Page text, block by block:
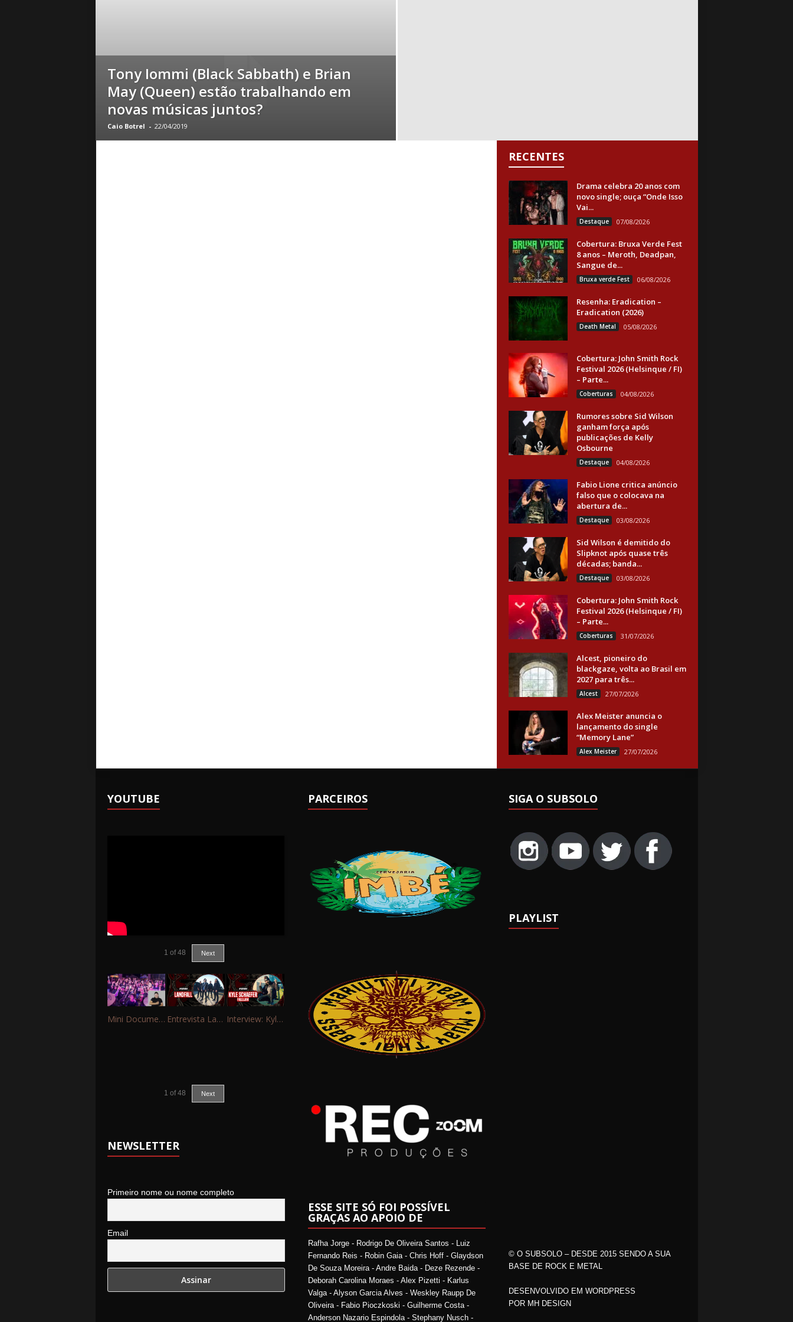
Tony Iommi (Black Sabbath) e Brian
May (Queen) estão trabalhando em
novas músicas juntos?
Caio Botrel - 22/04/2019
RECENTES
Drama celebra 20 anos com
novo single; ouça “Onde Isso
Vai...
Destaque 07/08/2026
Cobertura: Bruxa Verde Fest
8 anos – Meroth, Deadpan,
Sangue de...
Bruxa verde Fest 06/08/2026
Resenha: Eradication –
Eradication (2026)
Death Metal 05/08/2026
Cobertura: John Smith Rock
Festival 2026 (Helsinque / FI)
– Parte...
Coberturas 04/08/2026
Rumores sobre Sid Wilson
ganham força após
publicações de Kelly
Osbourne
Destaque 04/08/2026
Fabio Lione critica anúncio
falso que o colocava na
abertura de...
Destaque 03/08/2026
Sid Wilson é demitido do
Slipknot após quase três
décadas; banda...
Destaque 03/08/2026
Cobertura: John Smith Rock
Festival 2026 (Helsinque / FI)
– Parte...
Coberturas 31/07/2026
Alcest, pioneiro do
blackgaze, volta ao Brasil em
2027 para três...
Alcest 27/07/2026
Alex Meister anuncia o
lançamento do single
“Memory Lane”
Alex Meister 27/07/2026
YOUTUBE
1 of 48 Next
Mini Documentário – 10 Anos de Portinho Rock Entrevista Landfall Interview: Kyle Schaefer (Fallujah)
1 of 48 Next
NEWSLETTER
Primeiro nome ou nome completo
Email
PARCEIROS
ESSE SITE SÓ FOI POSSÍVEL
GRAÇAS AO APOIO DE
Rafha Jorge - Rodrigo De Oliveira Santos - Luiz
Fernando Reis - Robin Gaia - Chris Hoff - Glaydson
De Souza Moreira - Andre Baida - Deze Rezende -
Deborah Carolina Moraes - Alex Pizetti - Karlus
Valga - Alyson Garcia Alves - Weskley Raupp De
Oliveira - Fabio Pioczkoski - Guilherme Costa -
Anderson Nazario Espindola - Stephany Nusch -
SIGA O SUBSOLO
PLAYLIST
© O SUBSOLO – DESDE 2015 SENDO A SUA
BASE DE ROCK E METAL
DESENVOLVIDO EM WORDPRESS
POR MH DESIGN